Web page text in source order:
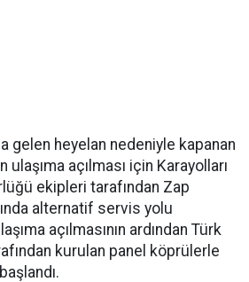
gelen heyelan nedeniyle kapanan
ulaşıma açılması için Karayolları
ekipleri tarafından Zap
alternatif servis yolu
açılmasının ardından Türk
kurulan panel köprülerle